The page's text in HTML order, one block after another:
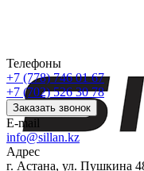
Телефоны
+7 (778) 746 01 67
+7 (702) 526 30 78
Заказать звонок
E-mail
info@sillan.kz
Адрес
г. Астана, ул. Пушкина